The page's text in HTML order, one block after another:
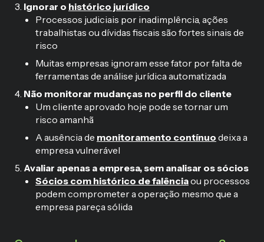
Ignorar o histórico jurídico
Processos judiciais por inadimplência, ações
trabalhistas ou dívidas fiscais são fortes sinais de
risco
Muitas empresas ignoram esse fator por falta de
ferramentas de análise jurídica automatizada
Não monitorar mudanças no perfil do cliente
Um cliente aprovado hoje pode se tornar um
risco amanhã
A ausência de monitoramento contínuo deixa a
empresa vulnerável
Avaliar apenas a empresa, sem analisar os sócios
Sócios com histórico de falênciaou processos
podem comprometer a operação mesmo que a
empresa pareça sólida